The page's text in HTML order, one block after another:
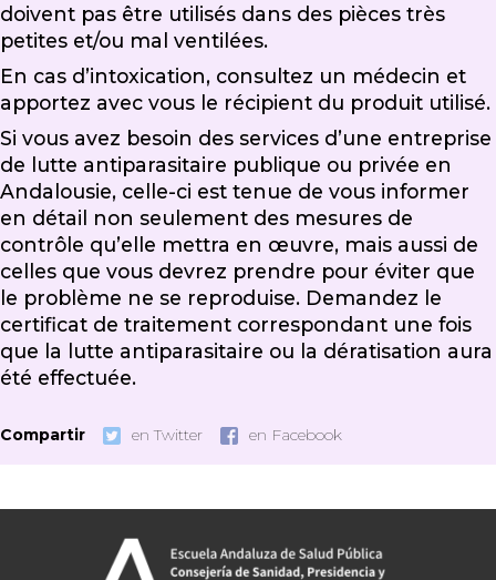
doivent pas être utilisés dans des pièces très
petites et/ou mal ventilées.
En cas d’intoxication, consultez un médecin et
apportez avec vous le récipient du produit utilisé.
Si vous avez besoin des services d’une entreprise
de lutte antiparasitaire publique ou privée en
Andalousie, celle-ci est tenue de vous informer
en détail non seulement des mesures de
contrôle qu’elle mettra en œuvre, mais aussi de
celles que vous devrez prendre pour éviter que
le problème ne se reproduise. Demandez le
certificat de traitement correspondant une fois
que la lutte antiparasitaire ou la dératisation aura
été effectuée.
Compartir en Twitter en Facebook